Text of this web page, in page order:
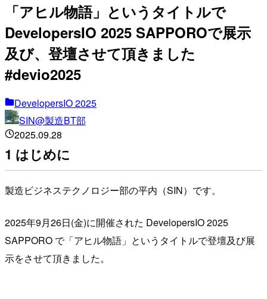
「アヒル物語」というタイトルで
DevelopersIO 2025 SAPPOROで展示
及び、登壇させて頂きました
#devio2025
DevelopersIO 2025
SIN@製造BT部
2025.09.28
1 はじめに
製造ビジネステクノロジー部の平内（SIN）です。
2025年9月26日(金)に開催された DevelopersIO 2025
SAPPORO で「アヒル物語」というタイトルで登壇及び展
示をさせて頂きました。